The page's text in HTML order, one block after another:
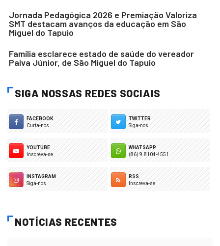
Jornada Pedagógica 2026 e Premiação Valoriza
SMT destacam avanços da educação em São
Miguel do Tapuio
Família esclarece estado de saúde do vereador
Paiva Júnior, de São Miguel do Tapuio
SIGA NOSSAS REDES SOCIAIS
FACEBOOK
Curta-nos
TWITTER
Siga-nos
YOUTUBE
Inscreva-se
WHATSAPP
(86) 9.8104-4551
INSTAGRAM
Siga-nos
RSS
Inscreva-se
NOTÍCIAS RECENTES